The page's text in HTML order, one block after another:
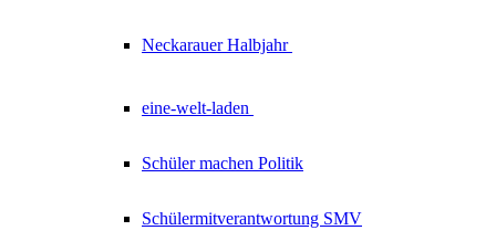
NeckarauerHalbjahr
eine-welt-laden
Schüler machen Politik
Schülermitverantwortung SMV